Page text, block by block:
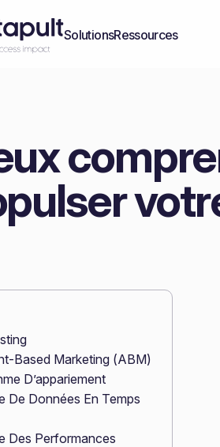
SolutionsRessources
Based Marketing (ABM)
D’appariement
De Données En Temps
Des Performances